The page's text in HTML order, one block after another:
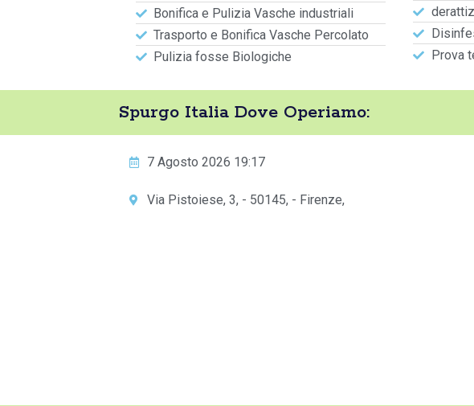
Bonifica e Pulizia Vasche industriali
Trasporto e Bonifica Vasche Percolato
Pulizia fosse Biologiche
Prova
Spurgo Italia Dove Operiamo:
7 Agosto 2026 19:17
Via Pistoiese, 3, - 50145, - Firenze,